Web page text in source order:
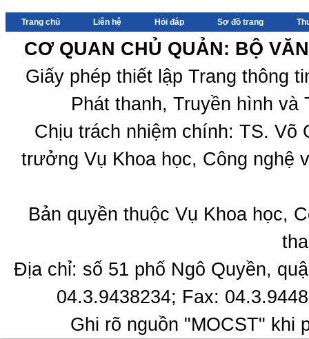
Trang chủ Liên hệ Hỏi đáp Sơ đồ trang
CƠ QUAN CHỦ QUẢN: BỘ
Giấy phép thiết lập Trang thông
Phát thanh, Truyền hình
Chịu trách nhiệm chính: TS.
trưởng Vụ Khoa học, Công nghệ
Bản quyền thuộc Vụ Khoa học,
Địa chỉ: số 51 phố Ngô Quyền,
04.3.9438234; Fax:
Ghi rõ nguồn "MOCST" khi